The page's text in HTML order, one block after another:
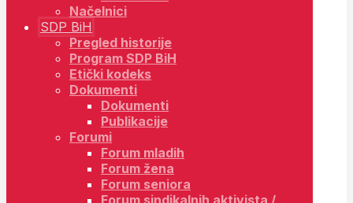
Načelnici
SDP BiH
Pregled historije
Program SDP BiH
Etički kodeks
Dokumenti
Dokumenti
Publikacije
Forumi
Forum mladih
Forum žena
Forum seniora
Forum sindikalnih aktivista /